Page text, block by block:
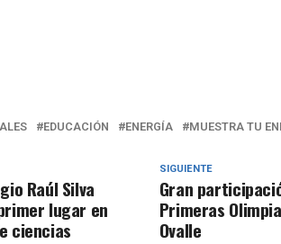
EDUCACIÓN ENERGÍA MUESTRA TU
SIGUIENTE
Gran
Primeras
Ovalle
Raúl Silva
lugar en
ciencias